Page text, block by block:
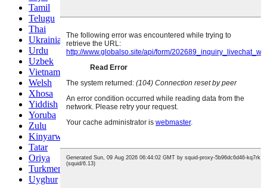
Tamil
Telugu
Thai
Ukrainian
Urdu
Uzbek
Vietnamese
Welsh
Xhosa
Yiddish
Yoruba
Zulu
Kinyarwanda
Tatar
Oriya
Turkmen
Uyghur